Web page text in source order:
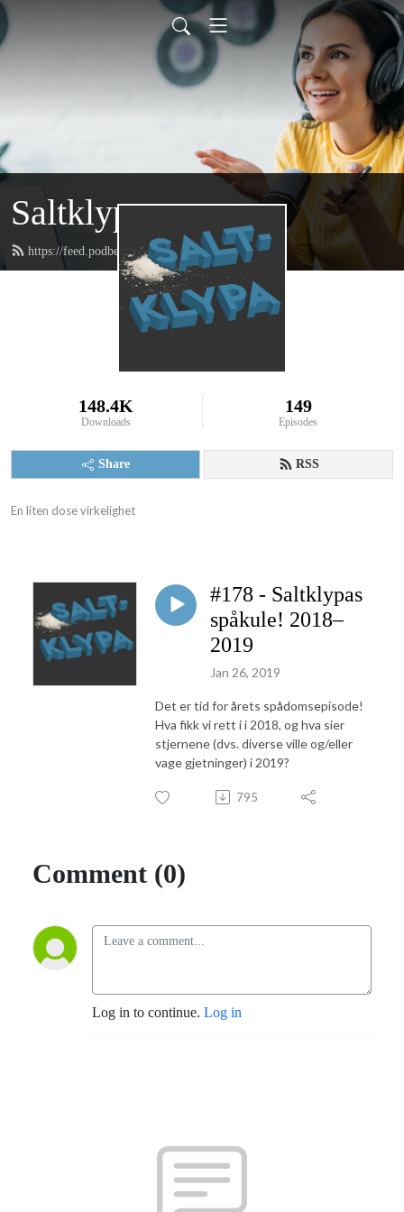
Saltklypa
https://feed.podbean.com/Saltklypa/feed.xml
148.4K
Downloads
149
Episodes
Share RSS
En liten dose virkelighet
#178 - Saltklypas
spåkule! 2018–
2019
Jan 26, 2019
Det er tid for årets spådomsepisode!
Hva fikk vi rett i i 2018, og hva sier
stjernene (dvs. diverse ville og/eller
vage gjetninger) i 2019?
795
Comment (0)
Log in to continue. Log in